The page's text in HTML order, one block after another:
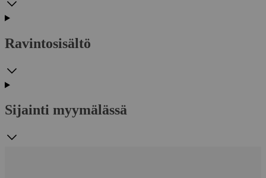
Ravintosisältö
Sijainti myymälässä